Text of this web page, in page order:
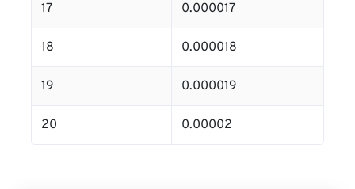
17 0.000017
18 0.000018
19 0.000019
20 0.00002